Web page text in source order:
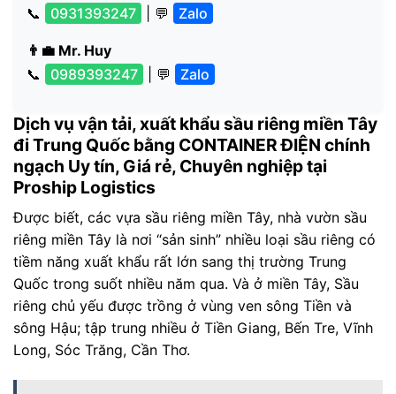
📞
0931393247 | 💬 Zalo
👨‍💼 Mr. Huy
📞
0989393247 | 💬 Zalo
Dịch vụ vận tải, xuất khẩu sầu riêng miền Tây
đi Trung Quốc bằng CONTAINER ĐIỆN chính
ngạch Uy tín, Giá rẻ, Chuyên nghiệp tại
Proship Logistics
Được biết, các vựa sầu riêng miền Tây, nhà vườn sầu
riêng miền Tây là nơi “sản sinh” nhiều loại sầu riêng có
tiềm năng xuất khẩu rất lớn sang thị trường Trung
Quốc trong suốt nhiều năm qua. Và ở miền Tây, Sầu
riêng chủ yếu được trồng ở vùng ven sông Tiền và
sông Hậu; tập trung nhiều ở Tiền Giang, Bến Tre, Vĩnh
Long, Sóc Trăng, Cần Thơ.